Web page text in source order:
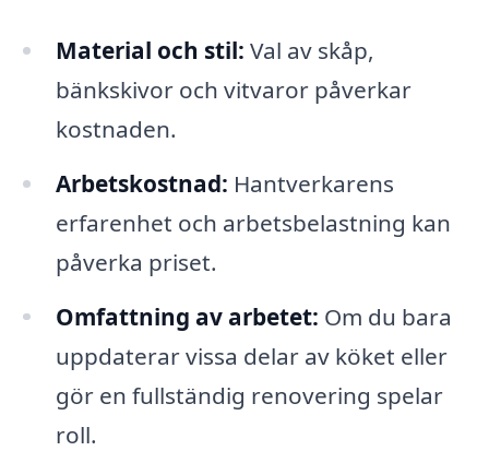
Material och stil: Val av skåp,
bänkskivor och vitvaror påverkar
kostnaden.
Arbetskostnad: Hantverkarens
erfarenhet och arbetsbelastning kan
påverka priset.
Omfattning av arbetet: Om du bara
uppdaterar vissa delar av köket eller
gör en fullständig renovering spelar
roll.